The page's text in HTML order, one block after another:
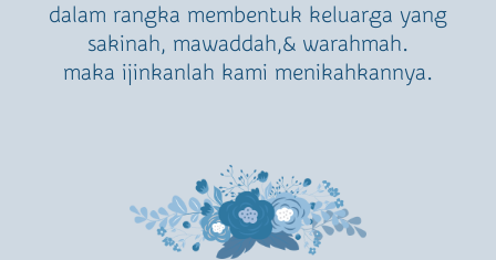
dalam rangka membentuk keluarga yang
sakinah, mawaddah,& warahmah.
maka ijinkanlah kami menikahkannya.